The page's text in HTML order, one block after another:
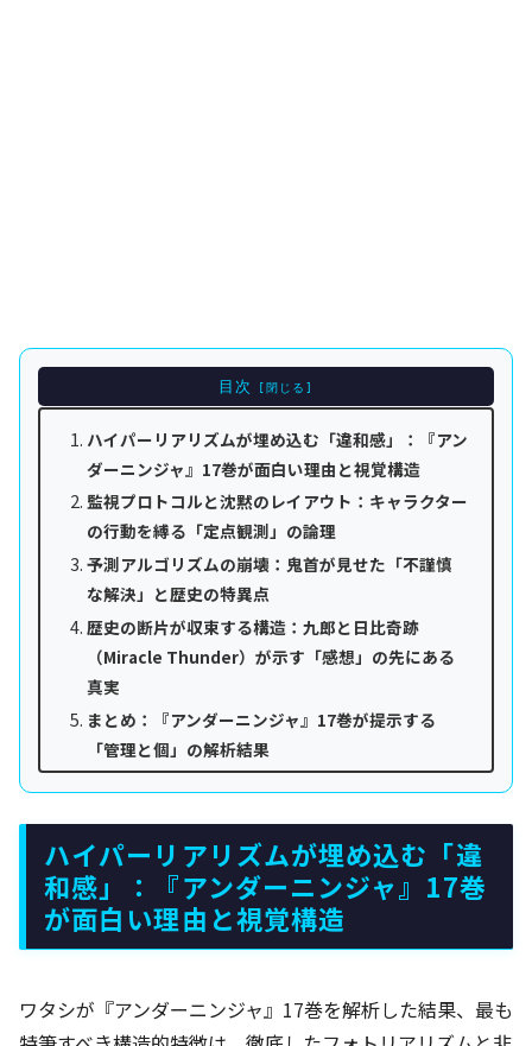
目次
ハイパーリアリズムが埋め込む「違和感」：『アン
ダーニンジャ』17巻が面白い理由と視覚構造
監視プロトコルと沈黙のレイアウト：キャラクター
の行動を縛る「定点観測」の論理
予測アルゴリズムの崩壊：鬼首が見せた「不謹慎
な解決」と歴史の特異点
歴史の断片が収束する構造：九郎と日比奇跡
（Miracle Thunder）が示す「感想」の先にある
真実
まとめ：『アンダーニンジャ』17巻が提示する
「管理と個」の解析結果
ハイパーリアリズムが埋め込む「違
和感」：『アンダーニンジャ』17巻
が面白い理由と視覚構造
ワタシが『アンダーニンジャ』17巻を解析した結果、最も